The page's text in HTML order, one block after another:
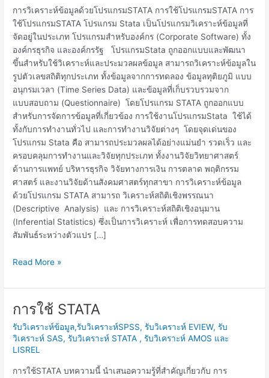
การวิเคราะห์ข้อมูลด้วยโปรแกรมSTATA การใช้โปรแกรมSTATA การ
ใช้โปรแกรมSTATA โปรแกรม Stata เป็นโปรแกรมวิเคราะห์ข้อมูลที่
จัดอยู่ในประเภท โปรแกรมสำหรับองค์กร (Corporate Software) ทั้ง
องค์กรธุรกิจ และองค์กรรัฐ โปรแกรมStata ถูกออกแบบและพัฒนา
ขึ้นสำหรับใช้วิเคราะห์และประมวลผลข้อมูล สามารถวิเคราะห์ข้อมูลใน
รูปตัวเลขสถิติทุกประเภท ทั้งข้อมูลจากการทดลอง ข้อมูลทุติยภูมิ แบบ
อนุกรมเวลา (Time Series Data) และข้อมูลที่เก็บรวบรวมจาก
แบบสอบถาม (Questionnaire) โดยโปรแกรม STATA ถูกออกแบบ
สำหรับการจัดการข้อมูลที่เกี่ยวข้อง การใช้งานโปรแกรมStata ใช้ได้
ทั้งกับการทำงานทั่วไป และการทำงานวิจัยต่างๆ โดยจุดเด่นของ
โปรแกรม Stata คือ สามารถประมวลผลได้อย่างแม่นยำ รวดเร็ว และ
ครอบคลุมการทำงานและวิจัยทุกประเภท ทั้งงานวิจัยวิทยาศาสตร์
ด้านการแพทย์ บริหารธุรกิจ วิจัยทางการเงิน การตลาด พฤติกรรม
ศาสตร์ และงานวิจัยด้านสังคมศาสตร์ทุกสาขา การวิเคราะห์ข้อมูล
ด้วยโปรแกรม STATA สามารถ วิเคราะห์สถิติเชิงพรรณนา
(Descriptive Analysis) และ การวิเคราะห์สถิติเชิงอนุมาน
(Inferential Statistics) ซึ่งเป็นการวิเคราะห์ เพื่อการทดสอบความ
สัมพันธ์ระหว่างตัวแปร […]
การ
ใช้
โปรแกรมSTATA
Read More »
การใช้ STATA
รับวิเคราะห์ข้อมูล,รับวิเคราะห์SPSS, รับวิเคราะห์ EVIEW, รับ
วิเคราะห์ SAS, รับวิเคราะห์ STATA , รับวิเคราะห์ AMOS และ
LISREL
การใช้STATA บทความนี้ นำเสนอความรู้ที่สำคัญเกี่ยวกับ การ
การ
STATA